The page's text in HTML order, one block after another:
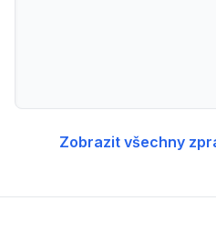
Zobrazit všechny